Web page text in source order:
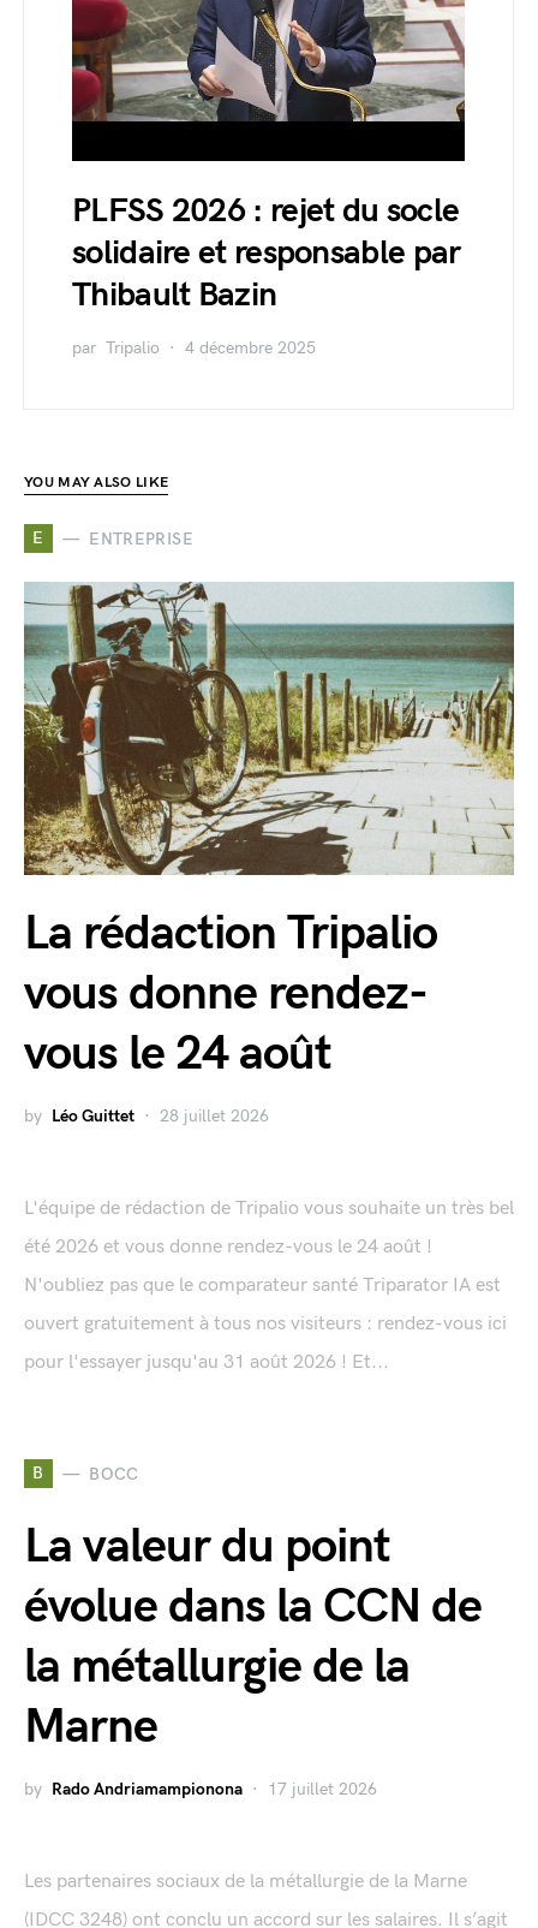
PLFSS 2026 : rejet du socle
solidaire et responsable par
Thibault Bazin
par Tripalio 4 décembre 2025
YOU MAY ALSO LIKE
E ENTREPRISE
La rédaction Tripalio
vous donne rendez-
vous le 24 août
by Léo Guittet 28 juillet 2026
L'équipe de rédaction de Tripalio vous souhaite un très bel
été 2026 et vous donne rendez-vous le 24 août !
N'oubliez pas que le comparateur santé Triparator IA est
ouvert gratuitement à tous nos visiteurs : rendez-vous ici
pour l'essayer jusqu'au 31 août 2026 ! Et...
B BOCC
La valeur du point
évolue dans la CCN de
la métallurgie de la
Marne
by Rado Andriamampionona 17 juillet 2026
Les partenaires sociaux de la métallurgie de la Marne
(IDCC 3248) ont conclu un accord sur les salaires. Il s’agit